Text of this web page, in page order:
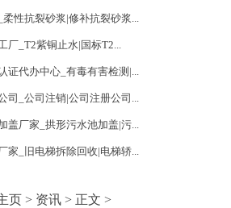
性抗裂砂浆|修补抗裂砂浆...
厂_T2紫铜止水|国标T2...
证代办中心_有毒有害检测|...
司_公司注销|公司注册公司...
盖厂家_拱形污水池加盖|污...
家_旧电梯拆除回收|电梯轿...
页 > 资讯 > 正文 >